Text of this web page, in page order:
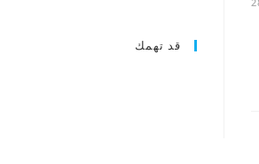
قد تهمك